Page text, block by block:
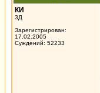
КИ
3Д
Зарегистрирован:
17.02.2005
Суждений: 52233